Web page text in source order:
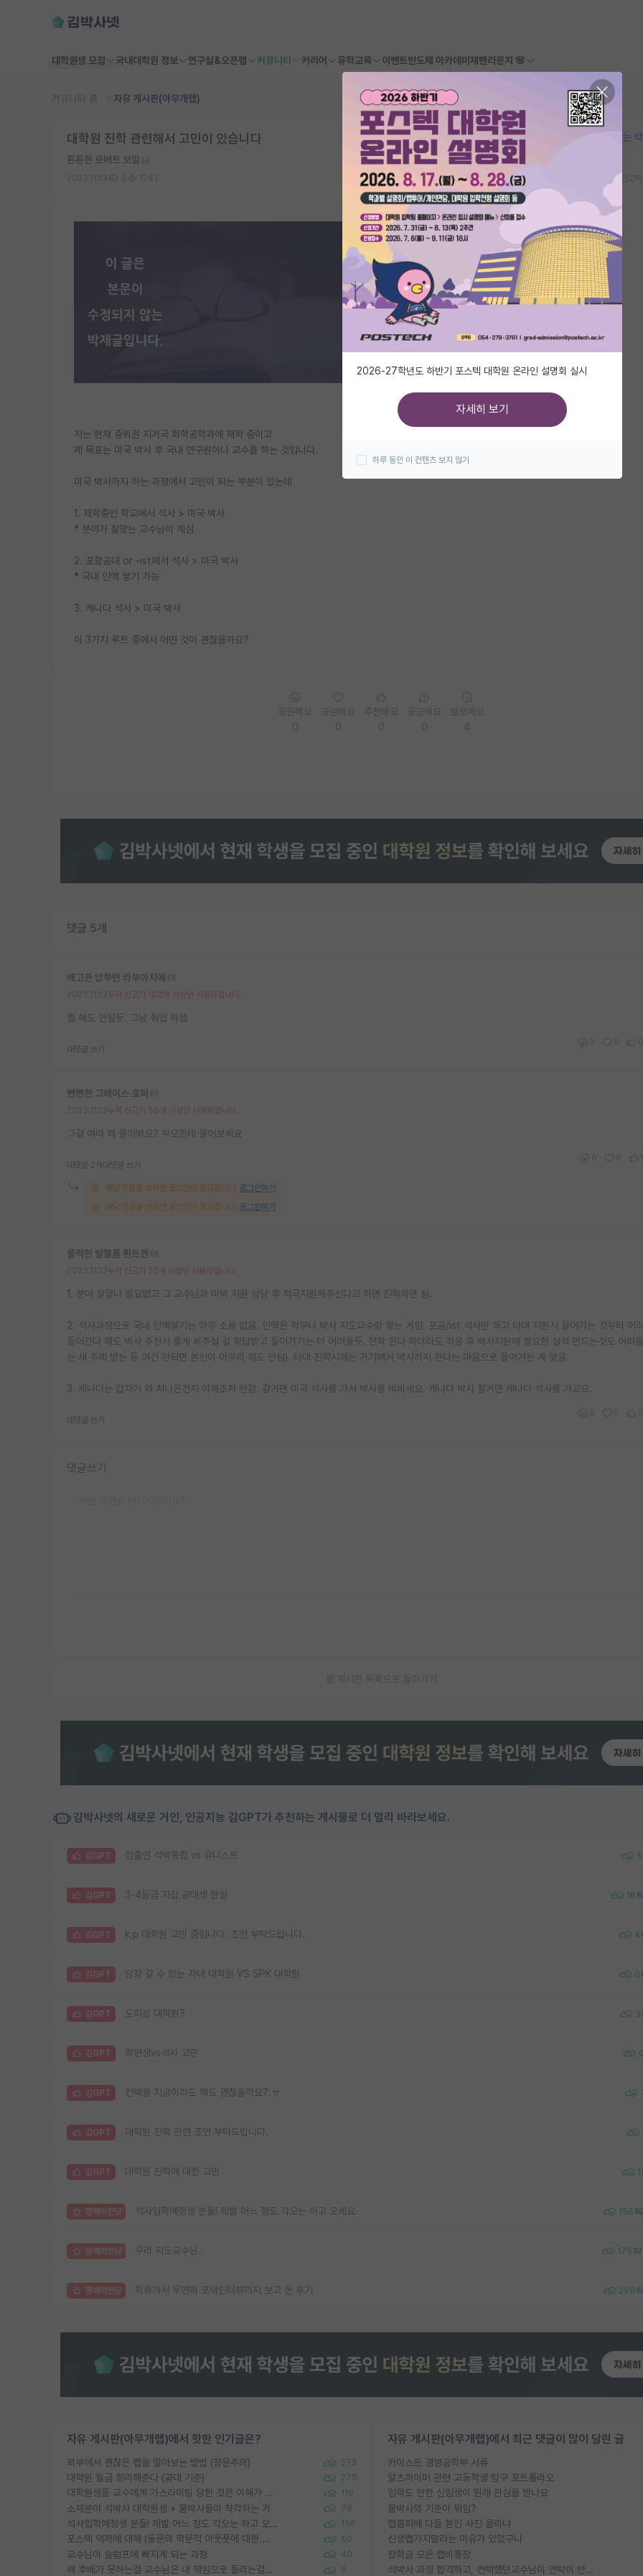
대학원생 모집 국내대학원 정보 연구실&오픈랩 커뮤니티 커리어 유학교육 이벤트반도체 아카데미 재팬라운지 🌸
커뮤니티 홈 자유 게시판(아무개랩)
본문이 수정되지 않는
대학원 진학 관련해서 고민이 있습니다
튼튼한 로버트 보일
저는 현재 중위권 지거국 화학공학과에 재학 중이고
제 목표는 미국 박사 후 국내 연구원이나 교수를 하는 것입니다.
미국 박사까지 하는 과정에서 고민이 되는 부분이 있는데
1. 재학중인 학교에서 석사 > 미국 박사
* 분야가 잘맞는 교수님이 계심
2. 포항공대 or -ist에서 석사 > 미국 박사
* 국내 인맥 쌓기 가능
3. 캐나다 석사 > 미국 박사
이 3가지 루트 중에서 어떤 것이 괜찮을까요?
댓글 5개
배고픈 앙투안 라부아지에
누적 신고가 100개 이상인 사용자입니다.
뭘 해도 안될듯. 그냥 취업 하셈
대댓글 쓰기
뻔뻔한 그레이스 호퍼
누적 신고가 50개 이상인 사용자입니다.
그걸 여따 왜 물어봐요? 부모한테 물어보세요
대댓글 2개 대댓글 쓰기
해당 댓글을 보려면 로그인이 필요합니다. 로그인하기
해당 댓글을 보려면 로그인이 필요합니다. 로그인하기
울적한 빌헬름 뢴트겐
누적 신고가 20개 이상인 사용자입니다.
1. 분야 잘맞나 필요없고 그 교수님과 미박 지원 상담 후 적극지원해주신다고 하면 진학하면 됨.
2. 석사과정으로 국내 인맥쌓기는 아무 소용 없음. 인맥은 학부나 박사 지도교수랑 쌓는 거임. 포공/ist 석사만 하고 타대 지원시 들어가는 것부터 어
들어간다 해도 박사 추천서 좋게 써주실 걸 확답받고 들어가기는 더 어려울듯. 진학 한다 하더라도 적응 후 박사지원에 필요한 실적 만드는것도 어려
는 새 주제 받는 등 여건 안되면 본인이 아무리 해도 안됨). 타대 진학시에는 거기에서 박사까지 한다는 마음으로 들어가는 게 맞음.
3. 캐나다는 갑자기 왜 쳐나온건지 이해조차 안감. 갈거면 미국 석사를 가서 박사를 비비세요. 캐나다 박사 할거면 캐나다 석사를 가고요.
대댓글 쓰기
댓글쓰기
게시판 목록으로 돌아가기
김박사넷의 새로운 거인, 인공지능 김GPT가 추천하는 게시물로 더 멀리 바라보세요.
김GPT 정출연 석박통합 vs 유니스트 5
김GPT 3-4등급 지잡 공대생 현실 16
김GPT k,p 대학원 고민 중입니다. 조언 부탁드립니다. 4
김GPT 당장 갈 수 있는 자대 대학원 VS SPK 대학원 0
김GPT 도피성 대학원? 3
김GPT 학연생vs석사 고민 0
김GPT 컨택을 지금이라도 해도 괜찮을까요?.ㅠ
김GPT 대학원 진학 관련 조언 부탁드립니다.
김GPT 대학원 진학에 대한 고민 1
명예의전당 석사입학예정생 분들! 제발 어느 정도 각오는 하고 오세요. 156
명예의전당 우리 지도교수님.. 175
명예의전당 학회가서 우연히 포닥인터뷰까지 보고 온 후기 298
자유 게시판(아무개랩)에서 핫한 인기글은?
외부에서 괜찮은 랩을 알아보는 방법 (장문주의) 275
대학원 월급 정리해준다 (공대 기준) 275
대학원생들 교수에게 가스라이팅 당한 것은 이해가 갑니다. 안타깝네요. 119
소재분야 석박사 대학원생 + 물박사들이 착각하는 거 76
석사입학예정생 분들! 제발 어느 정도 각오는 하고 오세요. 156
포스텍 억까에 대해 (동문의 학문적 아웃풋에 대한 반박) 50
교수님이 슬럼프에 빠지게 되는 과정 40
왜 후배가 못하는걸 교수님은 내 책임으로 돌리는걸까요? 6
자유 게시판(아무개랩)에서 최근 댓글이 많이 달린 글
카이스트 경영공학부 서류
알츠하이머 관련 고등학생 탐구 포트폴리오
입학도 안한 신입생이 원래 관심을 받나요
물박사의 기준이 뭐임?
랩홈피에 다들 본인 사진 올리냐
신생랩가지말라는 이유가 있었구나
장학금 모은 랩비통장
석박사 과정 합격하고, 컨택했던교수님이 연락이 안됩니다...
2026-27학년도 하반기 포스텍 대학원 온라인 설명회 실시
자세히 보기
하루 동안 이 컨텐츠 보지 않기